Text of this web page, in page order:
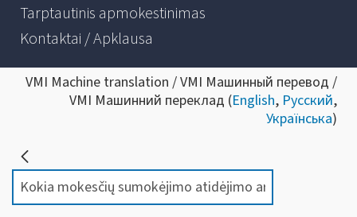
Tarptautinis apmokestinimas
Kontaktai / Apklausa
VMI Machine translation / VMI Машинный перевод /
VMI Машинний переклад (English, Русский,
Українська)